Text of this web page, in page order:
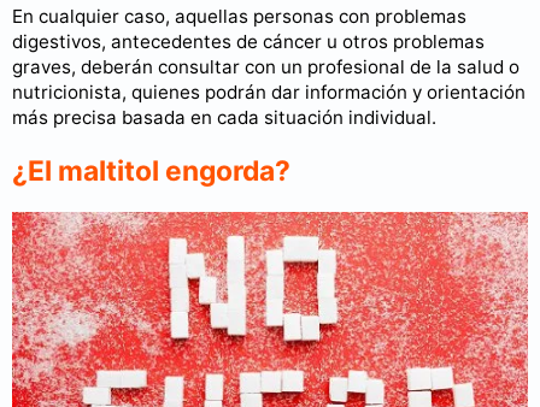
En cualquier caso, aquellas personas con problemas
digestivos, antecedentes de cáncer u otros problemas
graves, deberán consultar con un profesional de la salud o
nutricionista, quienes podrán dar información y orientación
más precisa basada en cada situación individual.
¿El maltitol engorda?